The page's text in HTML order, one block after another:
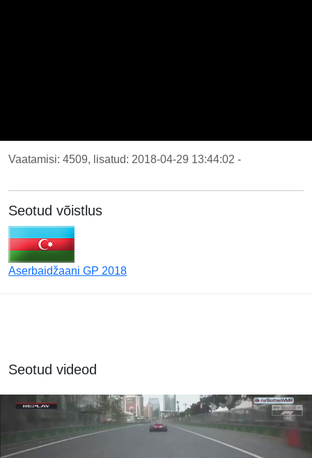
Vaatamisi: 4509, lisatud: 2018-04-29 13:44:02 -
Seotud võistlus
Aserbaidžaani GP 2018
Seotud videod